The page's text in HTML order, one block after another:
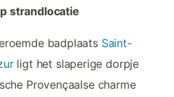
strandlocatie
badplaats Saint-
ligt het slaperige dorpje
Provençaalse charme